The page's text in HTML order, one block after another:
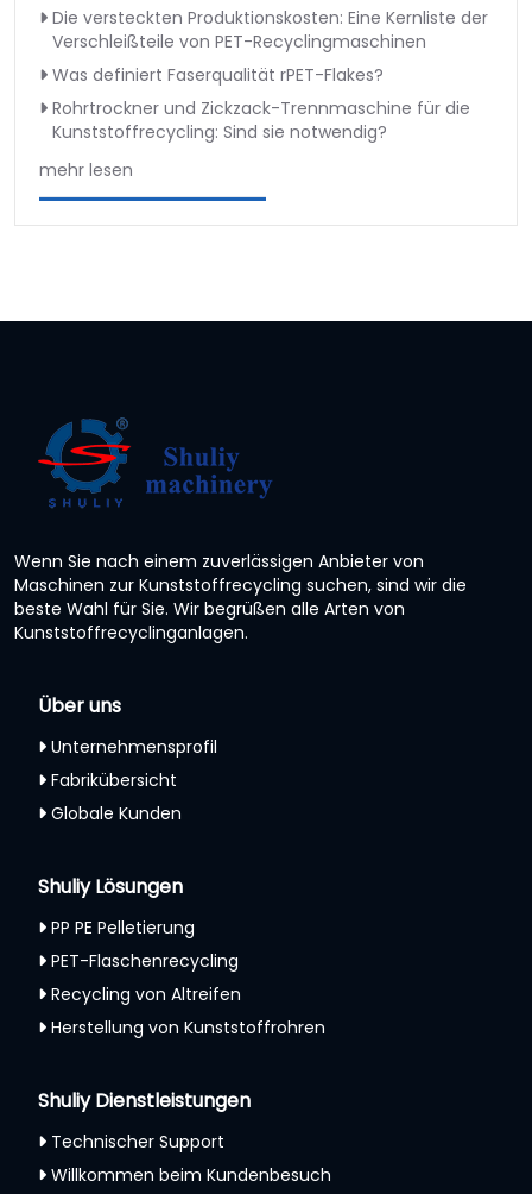
Die versteckten Produktionskosten: Eine Kernliste der
Verschleißteile von PET-Recyclingmaschinen
Was definiert Faserqualität rPET-Flakes?
Rohrtrockner und Zickzack-Trennmaschine für die
Kunststoffrecycling: Sind sie notwendig?
mehr lesen
Wenn Sie nach einem zuverlässigen Anbieter von
Maschinen zur Kunststoffrecycling suchen, sind wir die
beste Wahl für Sie. Wir begrüßen alle Arten von
Kunststoffrecyclinganlagen.
Über uns
Unternehmensprofil
Fabrikübersicht
Globale Kunden
Shuliy Lösungen
PP PE Pelletierung
PET-Flaschenrecycling
Recycling von Altreifen
Herstellung von Kunststoffrohren
Shuliy Dienstleistungen
Technischer Support
Willkommen beim Kundenbesuch